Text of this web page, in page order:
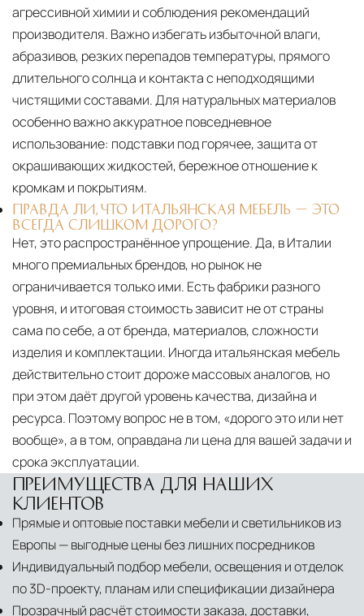
агрессивной химии и соблюдения рекомендаций
производителя. Важно избегать избыточной влаги,
абразивов, резких перепадов температуры, прямого
длительного солнца и контакта с неподходящими
чистящими составами. Для натуральных материалов
особенно важно аккуратное повседневное
использование: подставки под горячее, защита от
окрашивающих жидкостей, бережное отношение к
кромкам и покрытиям.
ПРАВДА ЛИ, ЧТО ИТАЛЬЯНСКАЯ МЕБЕЛЬ — ЭТО
ВСЕГДА СЛИШКОМ ДОРОГО?
Нет, это распространённое упрощение. Да, в Италии
много премиальных брендов, но рынок не
ограничивается только ими. Есть фабрики разного
уровня, и итоговая стоимость зависит не от страны
сама по себе, а от бренда, материалов, сложности
изделия и комплектации. Иногда итальянская мебель
действительно стоит дороже массовых аналогов, но
при этом даёт другой уровень качества, дизайна и
ресурса. Поэтому вопрос не в том, «дорого это или нет
вообще», а в том, оправдана ли цена для вашей задачи и
срока эксплуатации.
ПРЕИМУЩЕСТВА ДЛЯ НАШИХ
КЛИЕНТОВ
Прямые и оптовые поставки мебели и светильников из
Европы — выгодные цены без лишних посредников
Индивидуальный подбор мебели, освещения и отделок
по 3D-проекту, планам или спецификации дизайнера
Прозрачный расчёт стоимости заказа, доставки,